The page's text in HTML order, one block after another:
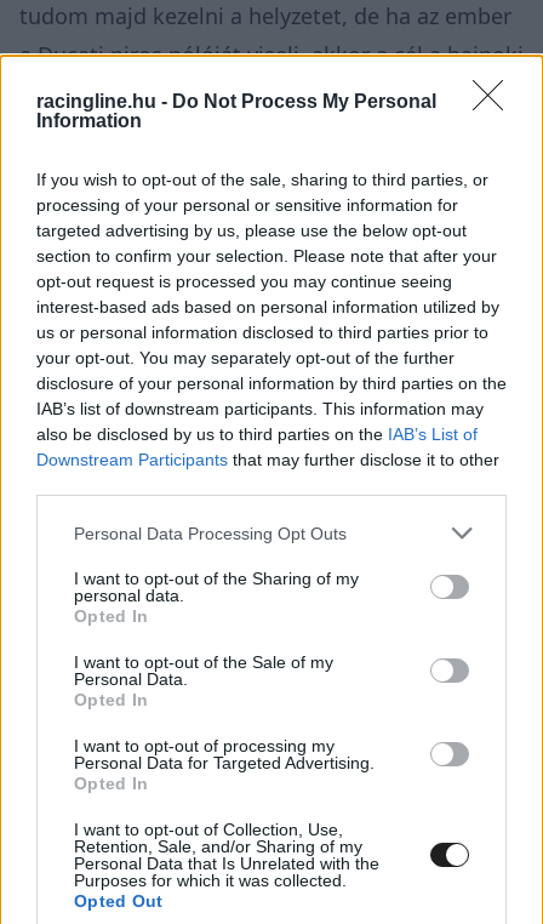
racingline.hu - Do Not Process My Personal
Information
If you wish to opt-out of the sale, sharing to third parties, or
processing of your personal or sensitive information for
targeted advertising by us, please use the below opt-out
section to confirm your selection. Please note that after your
opt-out request is processed you may continue seeing
interest-based ads based on personal information utilized by
us or personal information disclosed to third parties prior to
your opt-out. You may separately opt-out of the further
disclosure of your personal information by third parties on the
IAB’s list of downstream participants. This information may
also be disclosed by us to third parties on the IAB’s List of
Downstream Participants that may further disclose it to other
Please note that this website/app uses one or more Google
not limited to your visit or usage behaviour. You may click to
grant or deny consent to Google and its third-party tags to
use your data for below specified purposes in below Google
consent section.
Personal Data Processing Opt Outs
I want to opt-out of the Sharing of my
personal data.
Opted In
I want to opt-out of the Sale of my
Personal Data.
Opted In
I want to opt-out of processing my
Personal Data for Targeted Advertising.
Opted In
I want to opt-out of Collection, Use,
Retention, Sale, and/or Sharing of my
Personal Data that Is Unrelated with the
Purposes for which it was collected.
Opted Out
tudom majd kezelni a helyzetet, de ha az ember
a Ducati piros pólóját viseli, akkor a cél a bajnoki
harc.”
MOTOR
Egyhangú ítélet: a bukmékerek
szerint teljesen egyértelmű, hogy ki
lesz idén a MotoGP-bajnok
A 33. születésnapját bő két hete ünneplő
motoros tavaly a Ducati 2025-ös aerodinamikai
csomagját választotta. Most viszont elárulta,
hogy ezen a téren vissza kellett lépnie, és a
2024-es mellett tette le a voksát. Ennek oka,